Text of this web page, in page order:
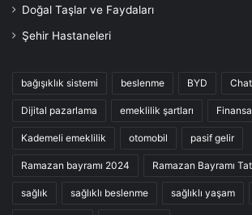
Doğal Taşlar ve Faydaları
Şehir Hastaneleri
bağışıklık sistemi beslenme BYD
Dijital pazarlama emeklilik şartları
Kademeli emeklilik otomobil pasif gelir
Ramazan bayramı 2024 Ramazan Bayramı
sağlık sağlıklı beslenme sağlıklı yaşam